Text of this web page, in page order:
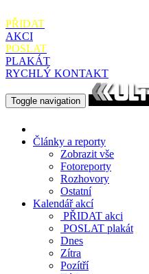
PŘIDAT
AKCI
POSLAT
PLAKÁT
RYCHLÝ KONTAKT
Toggle navigation
Články a reporty
Zobrazit vše
Fotoreporty
Rozhovory
Ostatní
Kalendář akcí
PŘIDAT akci
POSLAT plakát
Dnes
Zítra
Pozítří